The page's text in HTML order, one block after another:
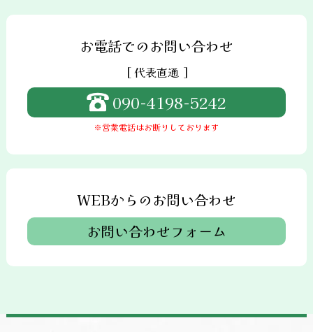
お電話でのお問い合わせ
[ 代表直通 ]
090-4198-5242
※営業電話はお断りしております
WEBからのお問い合わせ
お問い合わせフォーム